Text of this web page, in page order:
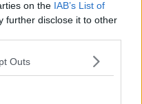
on the IAB’s List of
further disclose it to other
Outs